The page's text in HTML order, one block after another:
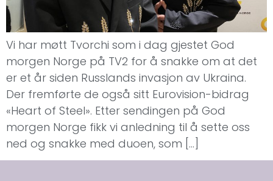
Vi har møtt Tvorchi som i dag gjestet God
morgen Norge på TV2 for å snakke om at det
er et år siden Russlands invasjon av Ukraina.
Der fremførte de også sitt Eurovision-bidrag
«Heart of Steel». Etter sendingen på God
morgen Norge fikk vi anledning til å sette oss
ned og snakke med duoen, som […]